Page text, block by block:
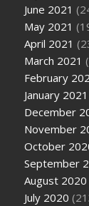
June 2021
May 2021
April 2021
March 2021
February
January 2021
December
November
October
September
August 2020
July 2020